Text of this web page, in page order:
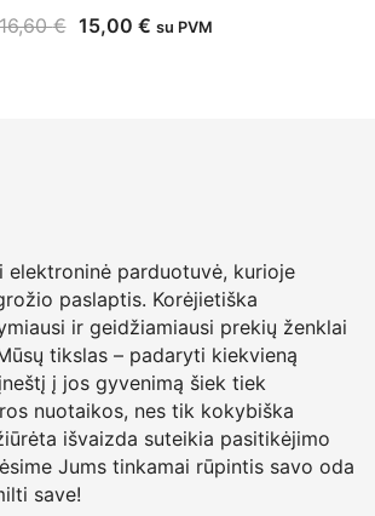
€ 15,00 € su PVM
elektroninė parduotuvė, kurioje
paslaptis. Korėjietiška
ir geidžiamiausi prekių ženklai
tikslas – padaryti kiekvieną
į jos gyvenimą šiek tiek
nuotaikos, nes tik kokybiška
išvaizda suteikia pasitikėjimo
Jums tinkamai rūpintis savo oda
save!